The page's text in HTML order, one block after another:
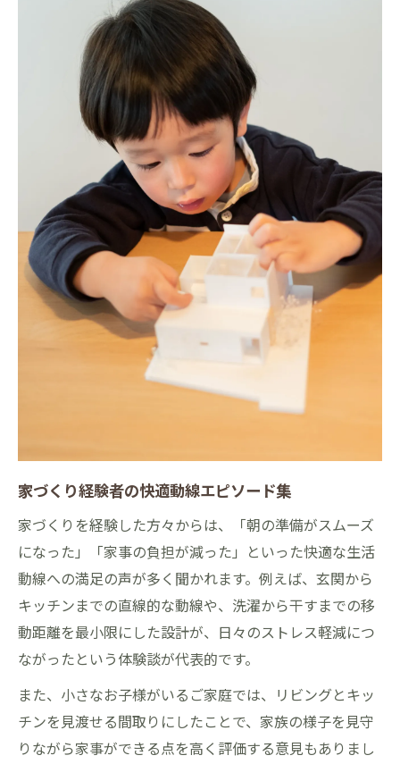
家づくり経験者の快適動線エピソード集
家づくりを経験した方々からは、「朝の準備がスムーズ
になった」「家事の負担が減った」といった快適な生活
動線への満足の声が多く聞かれます。例えば、玄関から
キッチンまでの直線的な動線や、洗濯から干すまでの移
動距離を最小限にした設計が、日々のストレス軽減につ
ながったという体験談が代表的です。
また、小さなお子様がいるご家庭では、リビングとキッ
チンを見渡せる間取りにしたことで、家族の様子を見守
りながら家事ができる点を高く評価する意見もありまし